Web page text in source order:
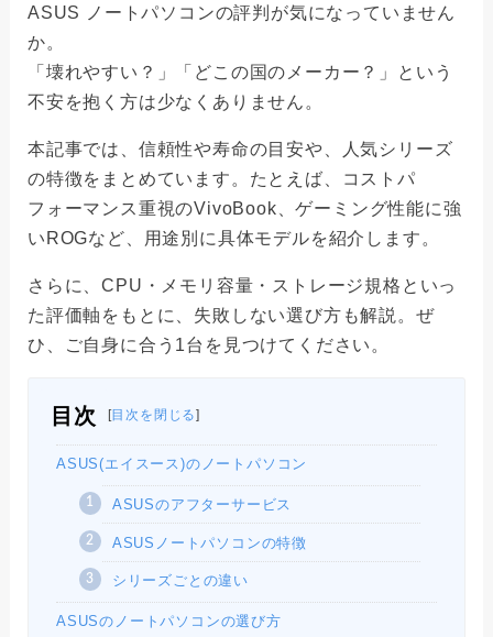
ASUS ノートパソコンの評判が気になっていません
か。
「壊れやすい？」「どこの国のメーカー？」という
不安を抱く方は少なくありません。
本記事では、信頼性や寿命の目安や、人気シリーズ
の特徴をまとめています。たとえば、コストパ
フォーマンス重視のVivoBook、ゲーミング性能に強
いROGなど、用途別に具体モデルを紹介します。
さらに、CPU・メモリ容量・ストレージ規格といっ
た評価軸をもとに、失敗しない選び方も解説。ぜ
ひ、ご自身に合う1台を見つけてください。
目次 目次を閉じる
ASUS(エイスース)のノートパソコン
ASUSのアフターサービス
ASUSノートパソコンの特徴
シリーズごとの違い
ASUSのノートパソコンの選び方